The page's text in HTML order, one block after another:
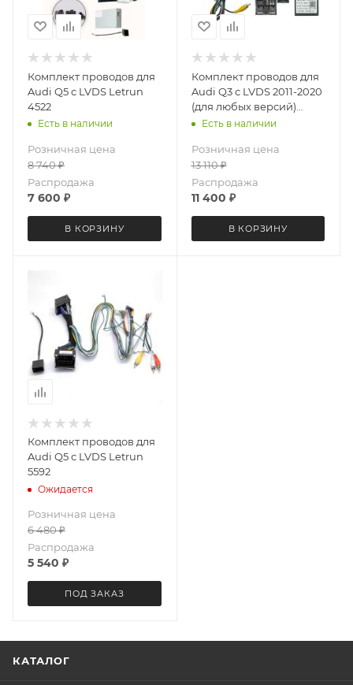
Комплект проводов для
Audi Q5 с LVDS Letrun
4522
Есть в наличии
Розничная цена
8 740₽
Распродажа
7 600 ₽
В КОРЗИНУ
Комплект проводов для
Audi Q3 с LVDS 2011-2020
(для любых версий)
Letrun 6863
Есть в наличии
Розничная цена
13 110₽
Распродажа
11 400 ₽
В КОРЗИНУ
Комплект проводов для
Audi Q5 с LVDS Letrun
5592
Ожидается
Розничная цена
6 480₽
Распродажа
5 540 ₽
ПОД ЗАКАЗ
КАТАЛОГ